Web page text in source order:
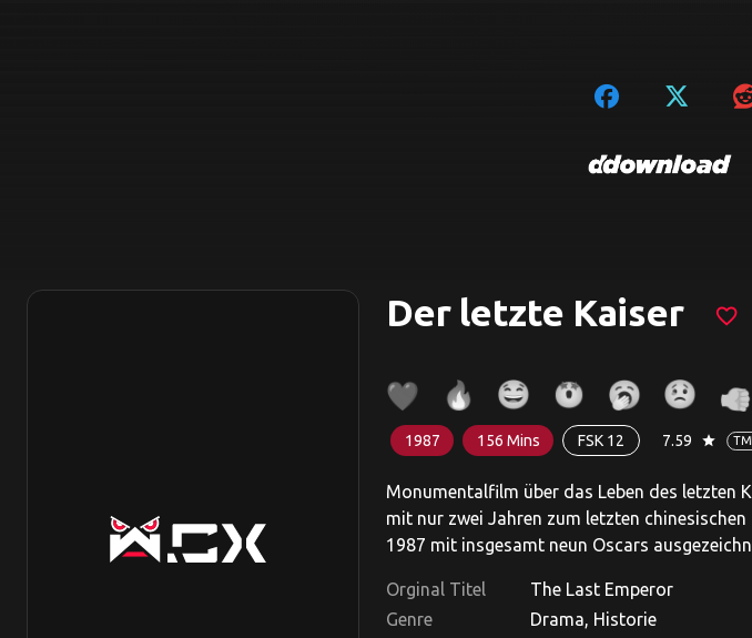
Der letzte Kaiser favorite_border
1987 156 Mins FSK 12 7.59 star
Monumentalfilm über das Leben des letzten
mit nur zwei Jahren zum letzten
1987 mit insgesamt neun Oscars
Orginal Titel
The Last Emperor
Genre
Drama, Historie